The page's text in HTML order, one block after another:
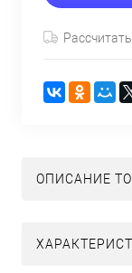
ОПИСАНИЕ